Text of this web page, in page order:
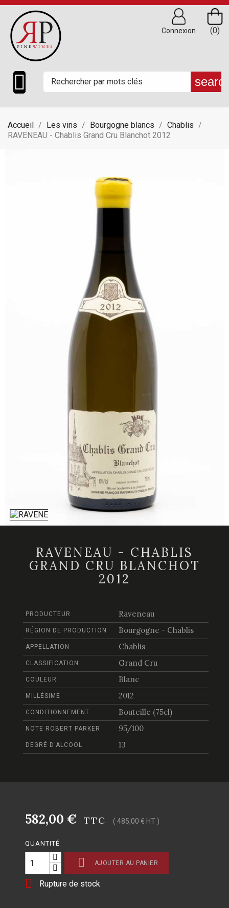

(0)
Connexion
Accueil Les vins Bourgogne blancs
Chablis
RAVENEAU - Chablis Grand Cru Blanchot 2012
RAVENEAU - CHABLIS
GRAND CRU BLANCHOT
2012
PRODUCTEUR Raveneau
RÉGION DE PRODUCTION Bourgogne - Chablis
APPELLATION Chablis
CLASSIFICATION Grand Cru
COULEUR Blanc
MILLÉSIME 2012
CONDITIONNEMENT Bouteille (75cl)
NOTE ROBERT PARKER 95/100
DEGRÉ D'ALCOOL 13
582,00 € TTC ( 485,00 € HT )
QUANTITÉ
 AJOUTER AU PANIER
 Rupture de stock